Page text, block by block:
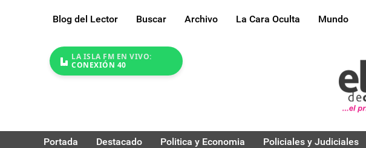
Blog del Lector Buscar Archivo La Cara Oculta Mundo
LA ISLA FM EN VIVO:
CONEXIÓN 40
Portada Destacado Politica y Economia Policiales y Judiciales